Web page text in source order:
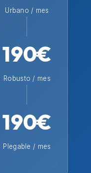
Urbano / mes
190€
Robusto / mes
190€
Plegable / mes